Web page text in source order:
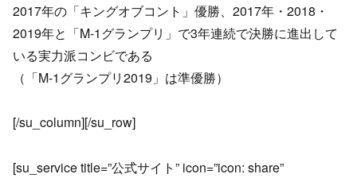
2017年の「キングオブコント」優勝、2017年・2018・
2019年と「M-1グランプリ」で3年連続で決勝に進出して
いる実力派コンビである
（「M-1グランプリ2019」は準優勝）
[/su_column][/su_row]
[su_service title=”公式サイト” icon=”icon: share”